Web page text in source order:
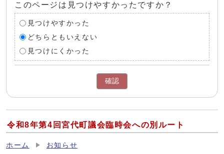
このページは見つけやすかったですか？
見つけやすかった
どちらともいえない
見つけにくかった
確認
令和8年第4回宮代町議会臨時会への別ルート
ホーム お知らせ